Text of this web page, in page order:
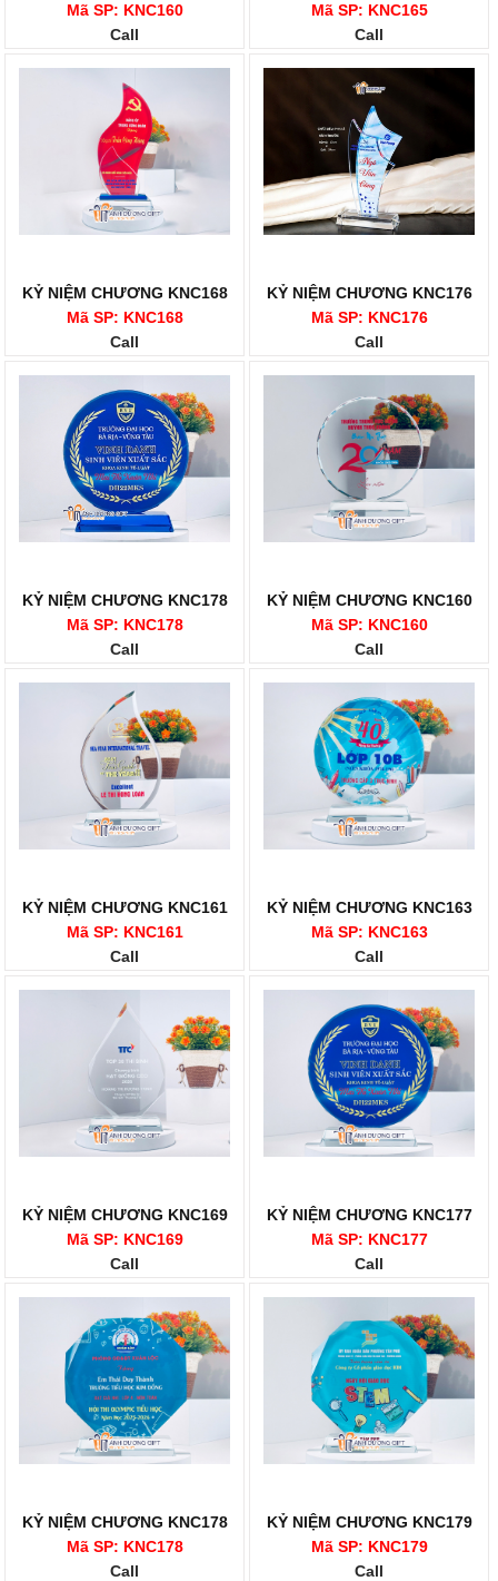
Mã SP: KNC160
Call
Mã SP: KNC165
Call
KỶ NIỆM CHƯƠNG KNC168
Mã SP: KNC168
Call
KỶ NIỆM CHƯƠNG KNC176
Mã SP: KNC176
Call
KỶ NIỆM CHƯƠNG KNC178
Mã SP: KNC178
Call
KỶ NIỆM CHƯƠNG KNC160
Mã SP: KNC160
Call
KỶ NIỆM CHƯƠNG KNC161
Mã SP: KNC161
Call
KỶ NIỆM CHƯƠNG KNC163
Mã SP: KNC163
Call
KỶ NIỆM CHƯƠNG KNC169
Mã SP: KNC169
Call
KỶ NIỆM CHƯƠNG KNC177
Mã SP: KNC177
Call
KỶ NIỆM CHƯƠNG KNC178
Mã SP: KNC178
Call
KỶ NIỆM CHƯƠNG KNC179
Mã SP: KNC179
Call